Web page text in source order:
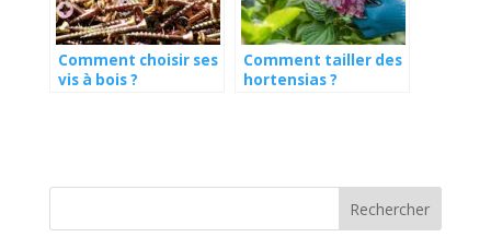
Comment choisir ses
vis à bois ?
Comment tailler des
hortensias ?